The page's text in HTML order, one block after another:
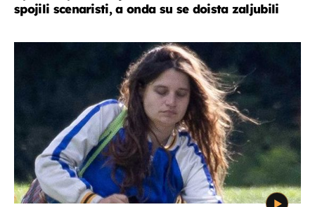
spojili scenaristi, a onda su se doista zaljubili